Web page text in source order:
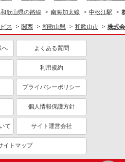
車通勤OK
社会保険あり
和歌山県の路線 南海加太線 中松江駅
ス 関西 和歌山県 和歌山市 株式
へ よくある質問
利用規約
プライバシーポリシー
個人情報保護方針
て サイト運営会社
イトマップ